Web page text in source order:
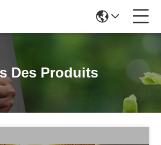
Des Produits